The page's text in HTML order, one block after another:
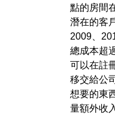
點的房間
潛在的客
2009、
總成本超
可以在註
移交給公
想要的東
量額外收